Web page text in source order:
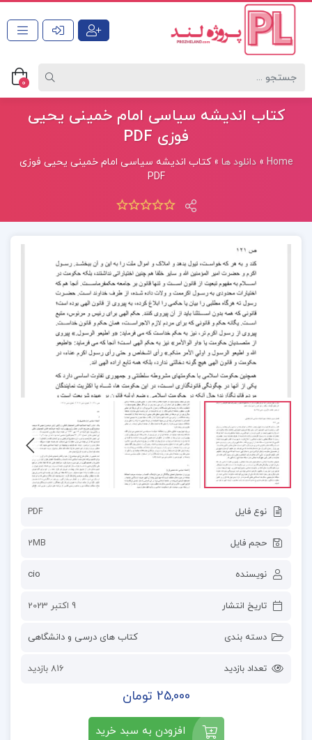
0
کتاب اندیشه سیاسی امام خمینی یحیی
فوزی PDF
Home
»دانلود ها »کتاب اندیشه سیاسی امام خمینی یحیی فوزی
PDF
نوع فایل PDF
حجم فایل 2MB
نویسنده cio
تاریخ انتشار 9 اکتبر 2023
دسته بندی کتاب های درسی و دانشگاهی
تعداد بازدید 816 بازدید
25,000 تومان
افزودن به سبد خرید